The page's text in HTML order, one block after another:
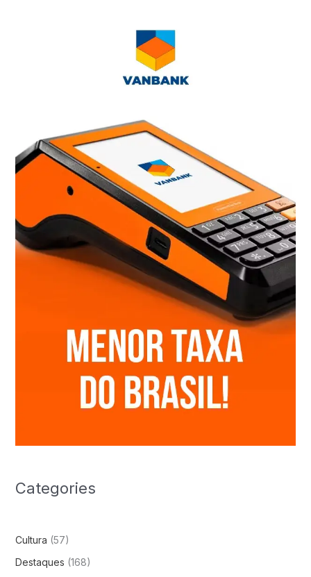
Categories
Cultura (57)
Destaques (168)